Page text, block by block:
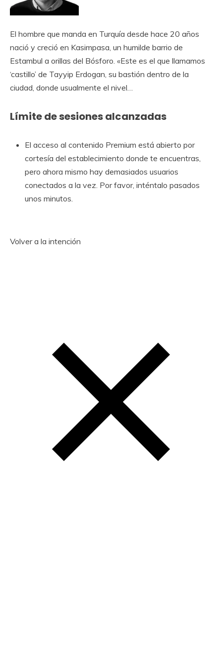
El hombre que manda en Turquía desde hace 20 años
nació y creció en Kasimpasa, un humilde barrio de
Estambul a orillas del Bósforo. «Este es el que llamamos
‘castillo’ de Tayyip Erdogan, su bastión dentro de la
ciudad, donde usualmente el nivel…
Límite de sesiones alcanzadas
El acceso al contenido Premium está abierto por
cortesía del establecimiento donde te encuentras,
pero ahora mismo hay demasiados usuarios
conectados a la vez. Por favor, inténtalo pasados ​​
unos minutos.
Volver a la intención